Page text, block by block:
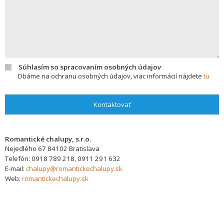
Súhlasím so spracovaním osobných údajov
Dbáme na ochranu osobných údajov, viac informácií nájdete tu
Kontaktovať
Romantické chalupy, s.r.o.
Nejedlého 67 84102 Bratislava
Telefón: 0918 789 218, 0911 291 632
E-mail: chalupy@romantickechalupy.sk
Web: romantickechalupy.sk